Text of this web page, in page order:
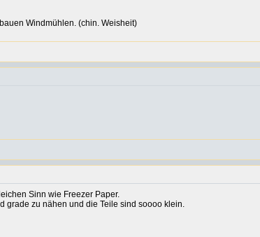
Windmühlen. (chin. Weisheit)
Sinn wie Freezer Paper.
grade zu nähen und die Teile sind soooo klein.